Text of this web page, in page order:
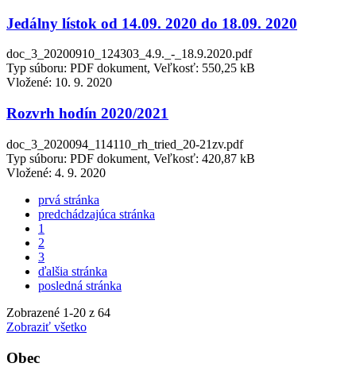
Jedálny lístok od 14.09. 2020 do 18.09. 2020
doc_3_20200910_124303_4.9._-_18.9.2020.pdf
Typ súboru: PDF dokument, Veľkosť: 550,25 kB
Vložené: 10. 9. 2020
Rozvrh hodín 2020/2021
doc_3_2020094_114110_rh_tried_20-21zv.pdf
Typ súboru: PDF dokument, Veľkosť: 420,87 kB
Vložené: 4. 9. 2020
prvá stránka
predchádzajúca stránka
1
2
3
ďalšia stránka
posledná stránka
Zobrazené 1-20 z 64
Zobraziť všetko
Obec